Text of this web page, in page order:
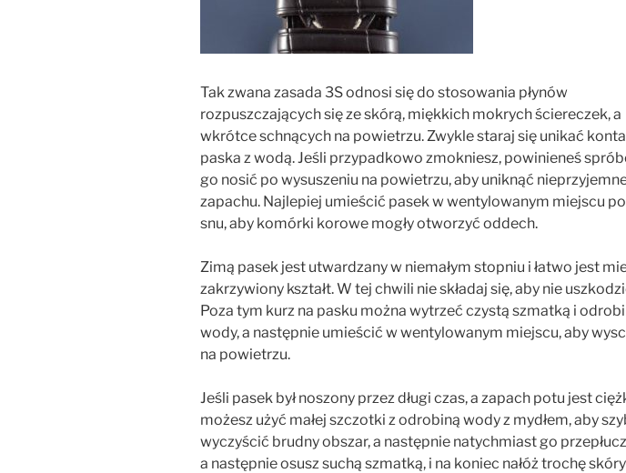
Tak zwana zasada 3S odnosi się do stosowania płynów
rozpuszczających się ze skórą, miękkich mokrych ściereczek, a
wkrótce schnących na powietrzu. Zwykle staraj się unikać
paska z wodą. Jeśli przypadkowo zmokniesz, powinieneś
go nosić po wysuszeniu na powietrzu, aby uniknąć
zapachu. Najlepiej umieścić pasek w wentylowanym miejscu
snu, aby komórki korowe mogły otworzyć oddech.
Zimą pasek jest utwardzany w niemałym stopniu i łatwo jest
zakrzywiony kształt. W tej chwili nie składaj się, aby nie
Poza tym kurz na pasku można wytrzeć czystą szmatką i
wody, a następnie umieścić w wentylowanym miejscu, aby
na powietrzu.
Jeśli pasek był noszony przez długi czas, a zapach potu jest
możesz użyć małej szczotki z odrobiną wody z mydłem, aby
wyczyścić brudny obszar, a następnie natychmiast go
a następnie osusz suchą szmatką, i na koniec nałóż trochę